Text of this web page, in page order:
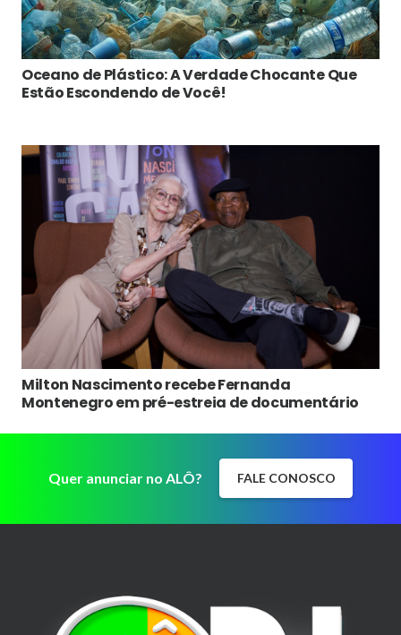
Oceano de Plástico: A Verdade Chocante Que
Estão Escondendo de Você!
Milton Nascimento recebe Fernanda
Montenegro em pré-estreia de documentário
Quer anunciar no ALÔ? FALE CONOSCO